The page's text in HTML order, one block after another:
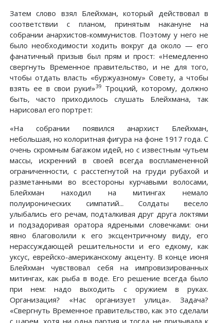
Затем слово взял Блейхман, который действовал в
соответствии с планом, принятым накануне на
собрании анархистов-коммунистов. Поэтому у него не
было необходимости ходить вокруг да около — его
фанатичный призыв был прям и прост: «Немедленно
свергнуть Временное правительство, и не для того,
чтобы отдать власть «буржуазному» Совету, а чтобы
взять ее в свои руки!»39 Троцкий, которому, должно
быть, часто приходилось слушать Блейхмана, так
нарисовал его портрет:
«На собрании появился анархист Блейхман,
небольшая, но колоритная фигура на фоне 1917 года. С
очень скромным багажом идей, но с известным чутьем
массы, искренний в своей всегда воспламененной
ограниченности, с расстегнутой на груди рубахой и
разметанными во всестороны курчавыми волосами,
Блейхман находил на митингах немало
полуиронических симпатий... Солдаты весело
улыбались его речам, подталкивая друг друга локтями
и подзадоривая оратора ядреными словечками: они
явно благоволили к его эксцентричному виду, его
нерассуждающей решительности и его едкому, как
уксус, еврейско-американскому акценту. В конце июня
Блейхман чувствовал себя на импровизированных
митингах, как рыба в воде. Его решение всегда было
при нем: надо выходить с оружием в руках.
Организация? «Нас организует улица». Задача?
«Свергнуть Временное правительство, как это сделали
с царем, хотя ни одна партия и тогда не призывала к